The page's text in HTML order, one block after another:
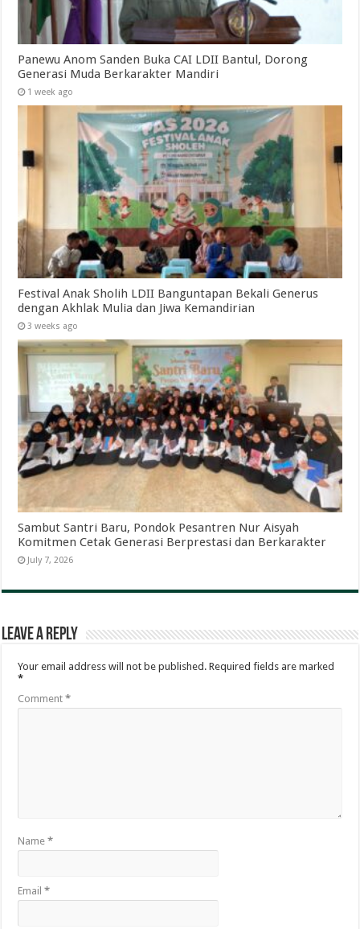
Panewu Anom Sanden Buka CAI LDII Bantul, Dorong
Generasi Muda Berkarakter Mandiri
1 week ago
Festival Anak Sholih LDII Banguntapan Bekali Generus
dengan Akhlak Mulia dan Jiwa Kemandirian
3 weeks ago
Sambut Santri Baru, Pondok Pesantren Nur Aisyah
Komitmen Cetak Generasi Berprestasi dan Berkarakter
July 7, 2026
Leave a Reply
Your email address will not be published. Required fields are marked
*
Comment*
Name*
Email*